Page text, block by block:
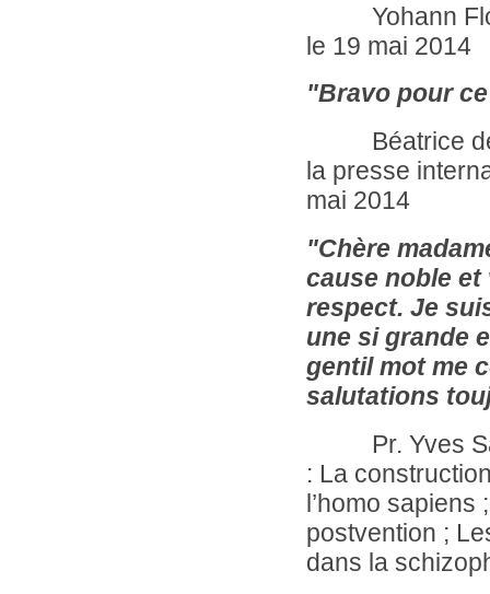
Yohann
le 19 mai 2014
"Bravo pour
Béatrice de
la presse
mai 2014
"Chère
cause noble
respect. Je
une si grande
gentil mot me
salutations
Pr. Yves
: La
l’homo
postvention ;
dans la